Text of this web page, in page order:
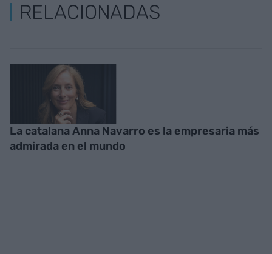
RELACIONADAS
La catalana Anna Navarro es la empresaria más
admirada en el mundo